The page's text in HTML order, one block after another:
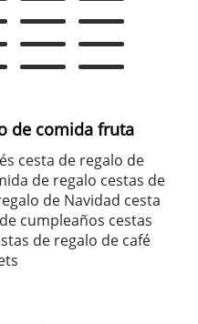
de comida fruta
cesta de regalo de
de regalo cestas de
de Navidad cesta
cumpleaños cestas
de regalo de café